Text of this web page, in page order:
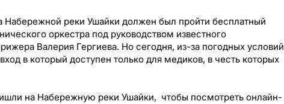
Набережной реки Ушайки должен был пройти бесплатный
оркестра под руководством известного
Валерия Гергиева. Но сегодня, из-за погодных условий
в который доступен только для медиков, в честь которых
на Набережную реки Ушайки, чтобы посмотреть онлайн-